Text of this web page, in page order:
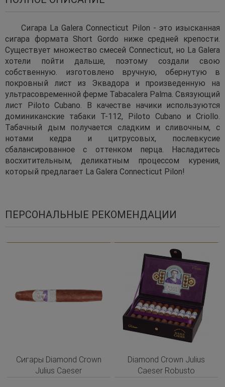
Сигара La Galera Connecticut Pilon - это изысканная
сигара формата Short Gordo ниже средней крепости.
Существует множество смесей Connecticut, но La Galera
хотели пойти дальше, поэтому создали свою
собственную. изготовлено вручную, обернутую в
покровный лист из Эквадора и произведенную на
ультрасовременной ферме Tabacalera Palma. Связующий
лист Piloto Cubano. В качестве начики используются
доминиканские табаки T-112, Piloto Cubano и Criollo.
Табачный дым получается сладким и сливочным, с
нотами кедра и цитрусовых, послевкусие
сбалансированное с оттенком перца. Насладитесь
восхитительным, деликатным процессом курения,
который предлагает La Galera Connecticut Pilon!
ПЕРСОНАЛЬНЫЕ РЕКОМЕНДАЦИИ
Сигары Diamond Crown
Julius Caeser
Diamond Crown Julius
Caeser Robusto